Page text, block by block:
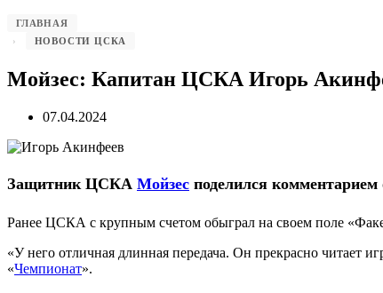
ГЛАВНАЯ
НОВОСТИ ЦСКА
Мойзес: Капитан ЦСКА Игорь
07.04.2024
Защитник ЦСКА Мойзес поделился
Ранее ЦСКА с крупным счетом обыграл на своем поле
«У него отличная длинная передача. Он прекрасно читает
«Чемпионат».